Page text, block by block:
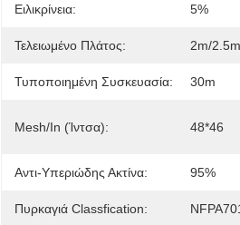
Ειλικρίνεια: 5%
Τελειωμένο Πλάτος: 2m/
Τυποποιημένη Συσκευασία: 30m
Mesh/In (ίντσα): 48*46
Αντι-Υπεριώδης Ακτίνα: 95%
Πυρκαγιά Classfication: